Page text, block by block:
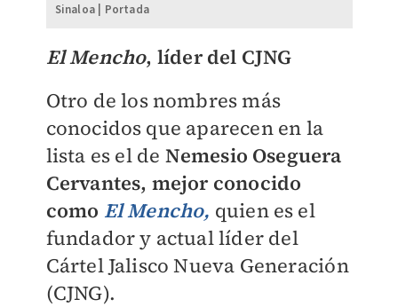
Sinaloa | Portada
El Mencho, líder del CJNG
Otro de los nombres más
conocidos que aparecen en la
lista es el de Nemesio Oseguera
Cervantes, mejor conocido
como El Mencho, quien es el
fundador y actual líder del
Cártel Jalisco Nueva Generación
(CJNG).